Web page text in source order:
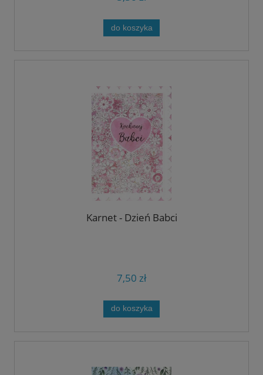
do koszyka
Karnet - Dzień Babci
7,50 zł
do koszyka